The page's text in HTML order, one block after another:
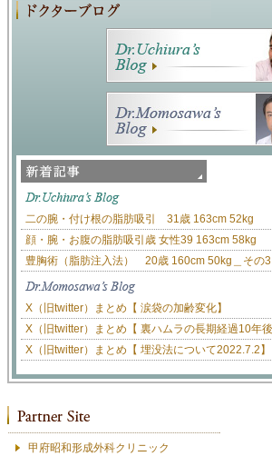
二の腕・付け根の脂肪吸引 31歳 163cm 52kg
顔・腕・お腹の脂肪吸引歳 女性39 163cm 58kg
豊胸術（脂肪注入法） 20歳 160cm 50kg＿その3
X（旧twitter）まとめ【 涙袋の加齢変化】
X（旧twitter）まとめ【 裏ハムラの長期経過10年後
X（旧twitter）まとめ【 埋没法について2022.7.2】
甲府昭和形成外科クリニック